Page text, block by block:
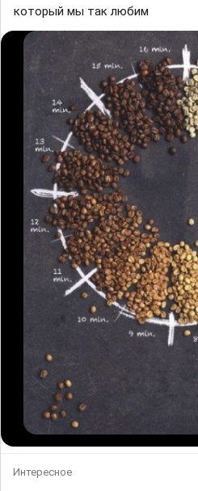
который мы так любим
Интересное